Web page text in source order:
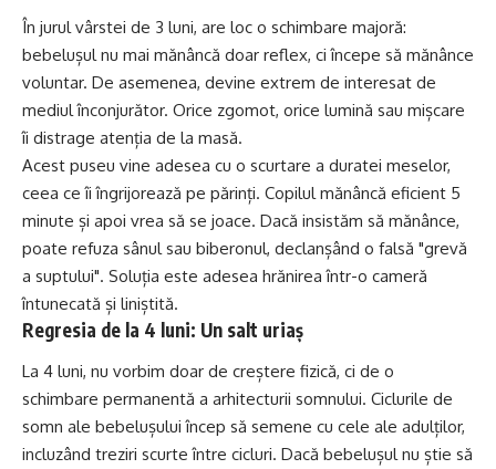
În jurul vârstei de 3 luni, are loc o schimbare majoră:
bebelușul nu mai mănâncă doar reflex, ci începe să mănânce
voluntar. De asemenea, devine extrem de interesat de
mediul înconjurător. Orice zgomot, orice lumină sau mișcare
îi distrage atenția de la masă.
Acest puseu vine adesea cu o scurtare a duratei meselor,
ceea ce îi îngrijorează pe părinți. Copilul mănâncă eficient 5
minute și apoi vrea să se joace. Dacă insistăm să mănânce,
poate refuza sânul sau biberonul, declanșând o falsă "grevă
a suptului". Soluția este adesea hrănirea într-o cameră
întunecată și liniștită.
Regresia de la 4 luni: Un salt uriaș
La 4 luni, nu vorbim doar de creștere fizică, ci de o
schimbare permanentă a arhitecturii somnului. Ciclurile de
somn ale bebelușului încep să semene cu cele ale adulților,
incluzând treziri scurte între cicluri. Dacă bebelușul nu știe să